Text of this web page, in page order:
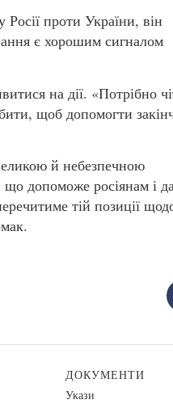
проти України, він
є хорошим сигналом
на дії. «Потрібно
щоб допомогти
й небезпечною
допоможе росіянам і
тій позиції
ДОКУМЕНТИ
Укази